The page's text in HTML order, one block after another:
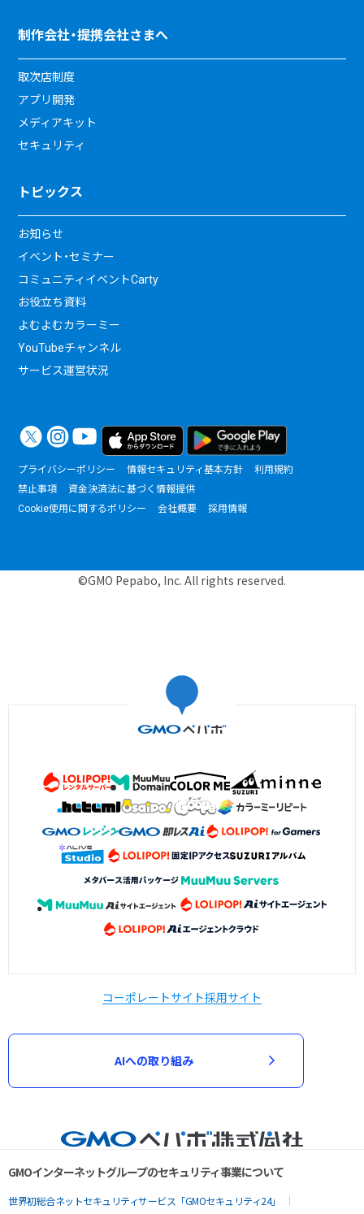
制作会社・提携会社さまへ
取次店制度
アプリ開発
メディアキット
セキュリティ
トピックス
お知らせ
イベント・セミナー
コミュニティイベントCarty
お役立ち資料
よむよむカラーミー
YouTubeチャンネル
サービス運営状況
プライバシーポリシー 情報セキュリティ基本方針
利用規約
禁止事項
資金決済法に基づく情報提供
Cookie使用に関するポリシー
会社概要 採用情報
©GMO Pepabo, Inc. All rights reserved.
コーポレートサイト採用サイト
AIへの取り組み
GMOインターネットグループのセキュリティ事業について
世界初総合ネットセキュリティサービス「GMOセキュリティ24」